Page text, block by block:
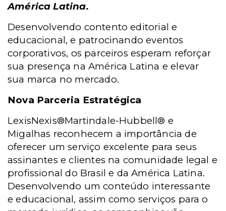
América Latina.
Desenvolvendo contento editorial e
educacional, e patrocinando eventos
corporativos, os parceiros esperam reforçar
sua presença na América Latina e elevar
sua marca no mercado.
Nova Parceria Estratégica
LexisNexis®Martindale-Hubbell® e
Migalhas reconhecem a importância de
oferecer um serviço excelente para seus
assinantes e clientes na comunidade legal e
profissional do Brasil e da América Latina.
Desenvolvendo um conteúdo interessante
e educacional, assim como serviços para o